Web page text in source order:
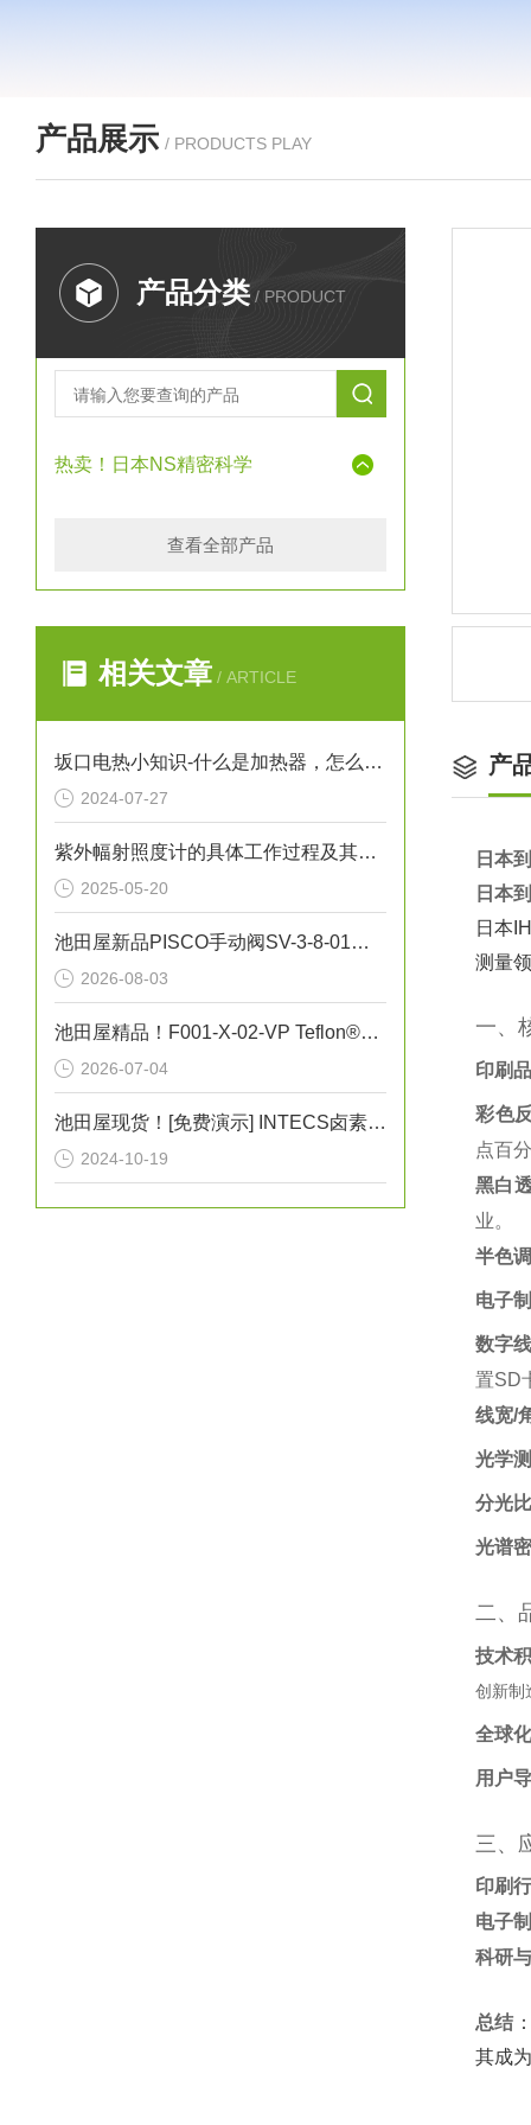
产品展示 / PRODUCTS PLAY
产品分类 / PRODUCT
热卖！日本NS精密科学
查看全部产品
相关文章 / ARTICLE
坂口电热小知识-什么是加热器，怎么保养加热器
2024-07-27
紫外幅射照度计的具体工作过程及其应用
2025-05-20
池田屋新品PISCO手动阀SV-3-8-01正式发布
2026-08-03
池田屋精品！F001-X-02-VP Teflon®真空吸笔技术参数与应用解析
2026-07-04
池田屋现货！[免费演示] INTECS卤素灯UIH-3D灰尘照射检测灯
2024-10-19
产
日本
日本
日本
测量
一、
印刷
彩色
点百
黑白
业。‌
半色
电子
数字
置SD
线宽/
光学
分光
光谱
二、
技术
创新制
全球
用户
三、
印刷
电子
科研
总结
其成